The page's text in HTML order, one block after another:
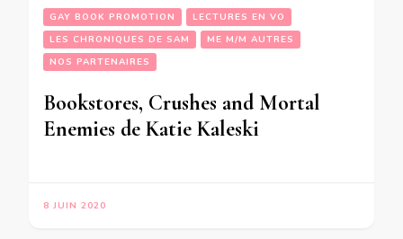
GAY BOOK PROMOTION
LECTURES EN VO
LES CHRONIQUES DE SAM
ME M/M AUTRES
NOS PARTENAIRES
Bookstores, Crushes and Mortal
Enemies de Katie Kaleski
8 JUIN 2020